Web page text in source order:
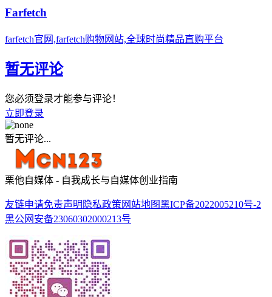
Farfetch
farfetch官网,farfetch购物网站,全球时尚精品直购平台
暂无评论
您必须登录才能参与评论！
立即登录
暂无评论...
栗他自媒体 - 自我成长与自媒体创业指南
友链申请免责声明 隐私政策 网站地图黑ICP备2022005210号-2
黑公网安备23060302000213号